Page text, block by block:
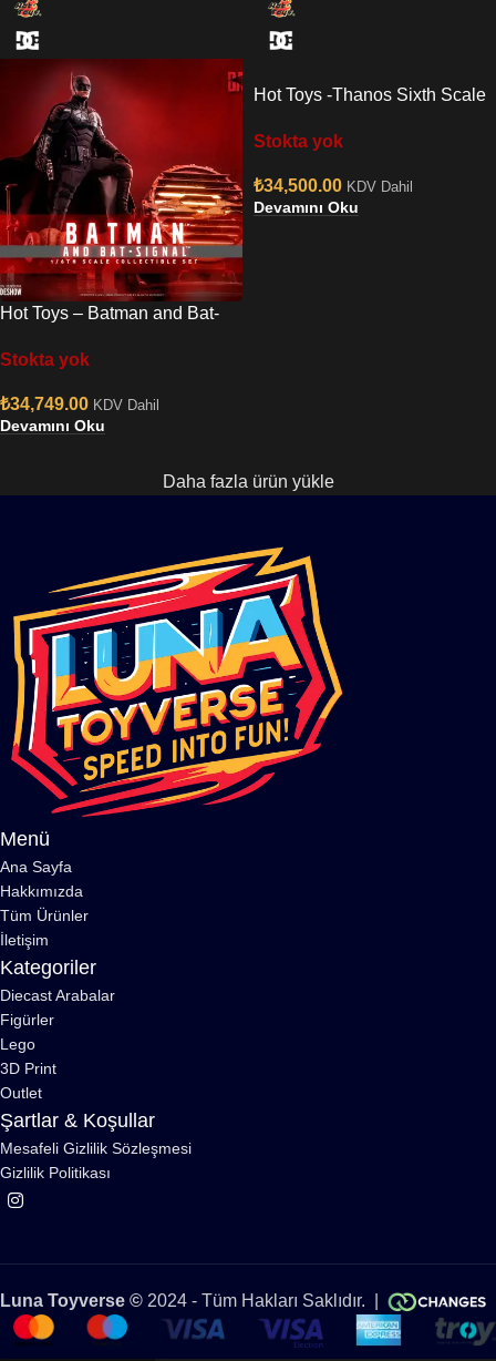
Hot Toys – Batman and Bat-
Collectible Set
Stokta yok
₺34,749.00 KDV Dahil
Devamını Oku
Hot Toys -Thanos Sixth Scale
Stokta yok
₺34,500.00 KDV Dahil
Devamını Oku
Daha fazla ürün yükle
Menü
Ana Sayfa
Hakkımızda
Tüm Ürünler
İletişim
Kategoriler
Diecast Arabalar
Figürler
Lego
3D Print
Outlet
Şartlar & Koşullar
Mesafeli Gizlilik Sözleşmesi
Gizlilik Politikası
Luna Toyverse © 2024 - Tüm Hakları Saklıdır. |